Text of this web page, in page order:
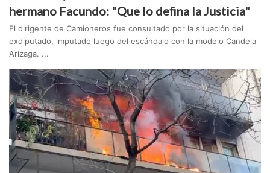
hermano Facundo: "Que lo defina la Justicia"
El dirigente de Camioneros fue consultado por la situación del
exdiputado, imputado luego del escándalo con la modelo Candela
Arizaga. ...